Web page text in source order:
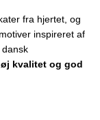
fra hjertet, og
inspireret af
kvalitet og god